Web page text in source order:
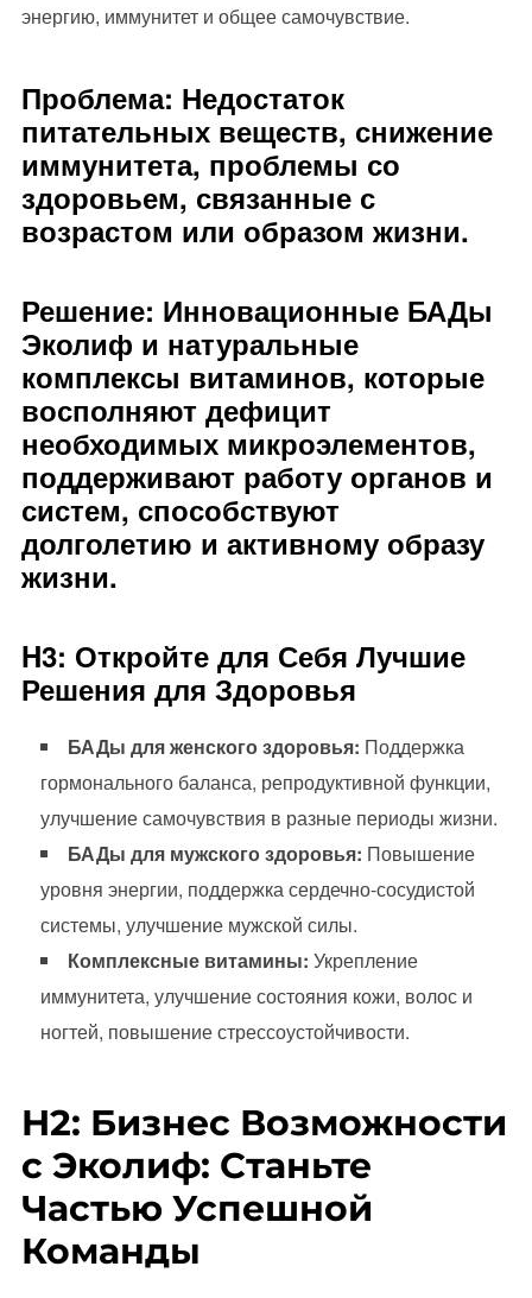
энергию, иммунитет и общее самочувствие.
Проблема: Недостаток
питательных веществ, снижение
иммунитета, проблемы со
здоровьем, связанные с
возрастом или образом жизни.
Решение: Инновационные БАДы
Эколиф и натуральные
комплексы витаминов, которые
восполняют дефицит
необходимых микроэлементов,
поддерживают работу органов и
систем, способствуют
долголетию и активному образу
жизни.
H3: Откройте для Себя Лучшие
Решения для Здоровья
БАДы для женского здоровья: Поддержка
гормонального баланса, репродуктивной функции,
улучшение самочувствия в разные периоды жизни.
БАДы для мужского здоровья: Повышение
уровня энергии, поддержка сердечно-сосудистой
системы, улучшение мужской силы.
Комплексные витамины: Укрепление
иммунитета, улучшение состояния кожи, волос и
ногтей, повышение стрессоустойчивости.
H2: Бизнес Возможности
с Эколиф: Станьте
Частью Успешной
Команды